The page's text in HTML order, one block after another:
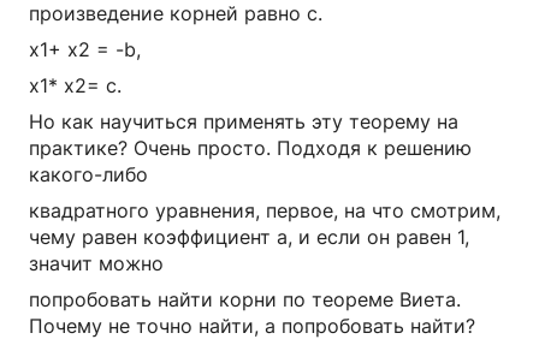
произведение корней равно c.
x1+ x2 = -b,
x1* x2= c.
Но как научиться применять эту теорему на
практике? Очень просто. Подходя к решению
какого-либо
квадратного уравнения, первое, на что смотрим,
чему равен коэффициент a, и если он равен 1,
значит можно
попробовать найти корни по теореме Виета.
Почему не точно найти, а попробовать найти?